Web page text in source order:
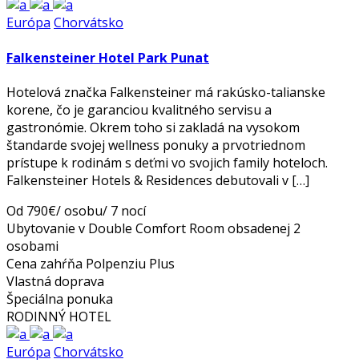
Európa Chorvátsko
Falkensteiner Hotel Park Punat
Hotelová značka Falkensteiner má rakúsko-talianske
korene, čo je garanciou kvalitného servisu a
gastronómie. Okrem toho si zakladá na vysokom
štandarde svojej wellness ponuky a prvotriednom
prístupe k rodinám s deťmi vo svojich family hoteloch.
Falkensteiner Hotels & Residences debutovali v […]
Od 790€/ osobu/ 7 nocí
Ubytovanie v Double Comfort Room obsadenej 2
osobami
Cena zahŕňa Polpenziu Plus
Vlastná doprava
Špeciálna ponuka
RODINNÝ HOTEL
Európa Chorvátsko